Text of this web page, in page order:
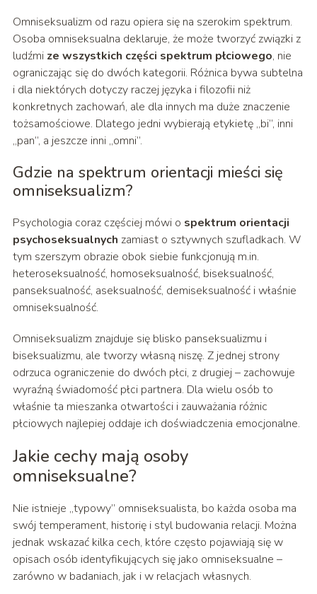
Omniseksualizm od razu opiera się na szerokim spektrum.
Osoba omniseksualna deklaruje, że może tworzyć związki z
ludźmi ze wszystkich części spektrum płciowego, nie
ograniczając się do dwóch kategorii. Różnica bywa subtelna
i dla niektórych dotyczy raczej języka i filozofii niż
konkretnych zachowań, ale dla innych ma duże znaczenie
tożsamościowe. Dlatego jedni wybierają etykietę „bi”, inni
„pan”, a jeszcze inni „omni”.
Gdzie na spektrum orientacji mieści się
omniseksualizm?
Psychologia coraz częściej mówi o spektrum orientacji
psychoseksualnych zamiast o sztywnych szufladkach. W
tym szerszym obrazie obok siebie funkcjonują m.in.
heteroseksualność, homoseksualność, biseksualność,
panseksualność, aseksualność, demiseksualność i właśnie
omniseksualność.
Omniseksualizm znajduje się blisko panseksualizmu i
biseksualizmu, ale tworzy własną niszę. Z jednej strony
odrzuca ograniczenie do dwóch płci, z drugiej – zachowuje
wyraźną świadomość płci partnera. Dla wielu osób to
właśnie ta mieszanka otwartości i zauważania różnic
płciowych najlepiej oddaje ich doświadczenia emocjonalne.
Jakie cechy mają osoby
omniseksualne?
Nie istnieje „typowy” omniseksualista, bo każda osoba ma
swój temperament, historię i styl budowania relacji. Można
jednak wskazać kilka cech, które często pojawiają się w
opisach osób identyfikujących się jako omniseksualne –
zarówno w badaniach, jak i w relacjach własnych.